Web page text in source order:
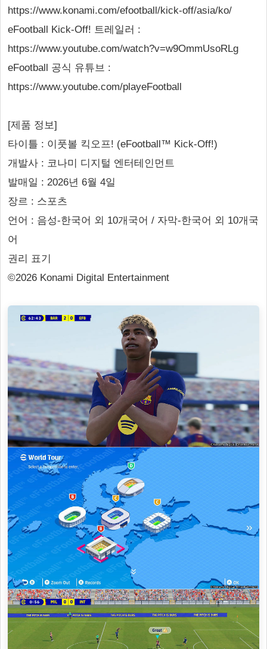
https://www.konami.com/efootball/kick-off/asia/ko/
eFootball Kick-Off! 트레일러 :
https://www.youtube.com/watch?v=w9OmmUsoRLg
eFootball 공식 유튜브 :
https://www.youtube.com/playeFootball
[제품 정보]
타이틀 : 이풋볼 킥오프! (eFootball™ Kick-Off!)
개발사 : 코나미 디지털 엔터테인먼트
발매일 : 2026년 6월 4일
장르 : 스포츠
언어 : 음성-한국어 외 10개국어 / 자막-한국어 외 10개국
어
권리 표기
©2026 Konami Digital Entertainment